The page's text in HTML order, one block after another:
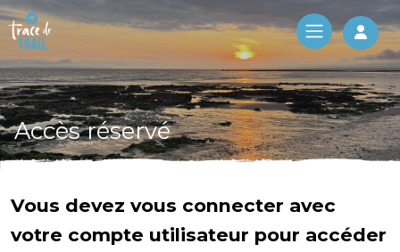
Log
Accès réservé
Vous devez vous connecter avec
votre compte utilisateur pour accéder